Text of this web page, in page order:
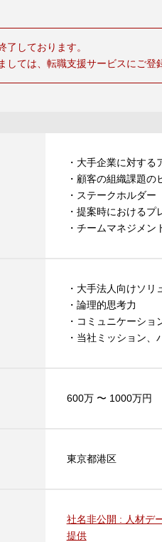
了しております。
しては、転職支援サービスにご登
・大手企業に対す
・顧客の組織課題
・ステークホルダ
・提案時におけるプ
・チームマネジメン
・大手法人向けソ
・論理的思考力
・コミュニケーショ
・当社ミッション、
600万 〜 1000万円
東京都港区
社名非公開 : 人材デ
提供